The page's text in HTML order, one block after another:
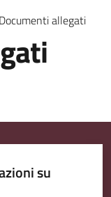
Documenti allegati
su